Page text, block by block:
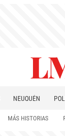
NEUQUÉN
MÁS HISTORIAS